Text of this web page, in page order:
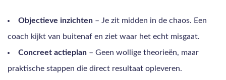
Objectieve inzichten – Je zit midden in de chaos. Een
coach kijkt van buitenaf en ziet waar het echt misgaat.
Concreet actieplan – Geen wollige theorieën, maar
praktische stappen die direct resultaat opleveren.